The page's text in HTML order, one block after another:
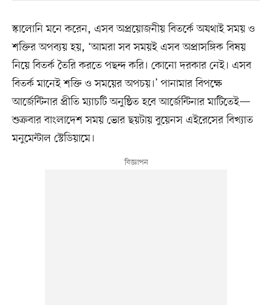
স্কালোনি মনে করেন, এসব অপ্রয়োজনীয় বিতর্কে অযথাই সময় ও
শক্তির অপব্যয় হয়, ‘আমরা সব সময়ই এসব অপ্রাসঙ্গিক বিষয়
নিয়ে বিতর্ক তৈরি করতে পছন্দ করি। কোনো দরকার নেই। এসব
বিতর্ক মানেই শক্তি ও সময়ের অপচয়।’ পানামার বিপক্ষে
আর্জেন্টিনার প্রীতি ম্যাচটি অনুষ্ঠিত হবে আর্জেন্টিনার মাটিতেই—
শুক্রবার বাংলাদেশ সময় ভোর ছয়টায় বুয়েনস এইরেসের বিখ্যাত
মনুমেন্টাল স্টেডিয়ামে।